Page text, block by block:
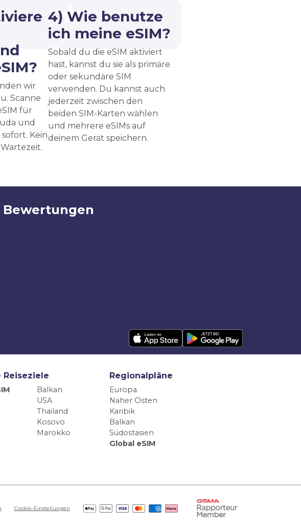
wir
Scanne
für
und
Kein
4) Wie benutze
ich meine eSIM?
Sobald du die eSIM aktiviert
hast, kannst du sie als primäre
oder sekundäre SIM
verwenden. Du kannst auch
jederzeit zwischen den
beiden SIM-Karten wählen
und mehrere eSIMs auf
deinem Gerät speichern.
Bewertungen
Reiseziele
Balkan
USA
Thailand
Kosovo
Marokko
Regionalpläne
Europa
Naher Osten
Karibik
Balkan
Südostasien
Global eSIM
Cookie-Einstellungen